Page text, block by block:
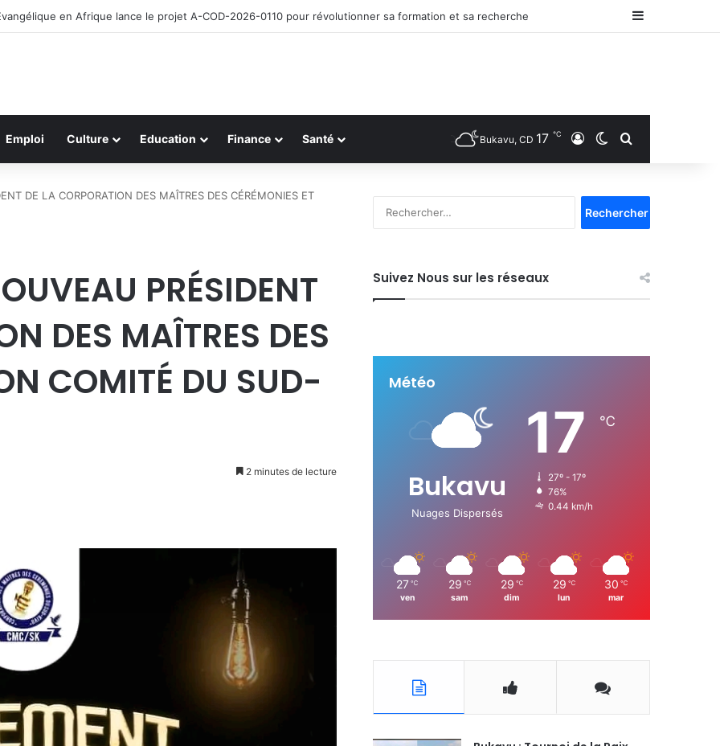
en Afrique lance le projet A-COD-2026-0110 pour révolutionner sa formation et sa recherche
Emploi Culture Education Finance Santé Bukavu, CD 17 ℃ ConnexionSwitch skin
Rechercher
DE LA CORPORATION DES MAÎTRES DES CÉRÉMONIES ET
PRÉSIDENT
DES MAÎTRES DES
COMITÉ DU SUD-
2 minutes de lecture
r
Suivez Nous sur les réseaux
Météo
Bukavu
Nuages Dispersés
17 ℃
27º - 17º
76%
0.44 km/h
27 ℃
ven
29 ℃
sam
29 ℃
dim
29 ℃
lun
30 ℃
mar